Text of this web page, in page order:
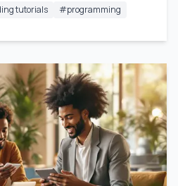
tutorials #programming